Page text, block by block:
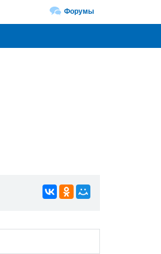
Форумы